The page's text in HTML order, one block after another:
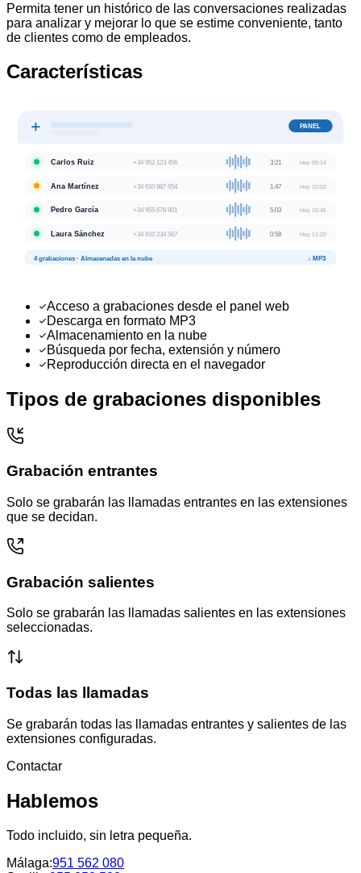
Permita tener un histórico de las conversaciones realizadas
para analizar y mejorar lo que se estime conveniente, tanto
de clientes como de empleados.
Características
PANEL
Carlos Ruiz +34 952 123 456 3:21 Hoy 09:14
Ana Martínez +34 610 987 654 1:47 Hoy 10:02
Pedro García +34 955 678 901 5:03 Hoy 10:45
Laura Sánchez +34 910 234 567 0:58 Hoy 11:20
4 grabaciones · Almacenadas en la nube ↓ MP3
Acceso a grabaciones desde el panel web
Descarga en formato MP3
Almacenamiento en la nube
Búsqueda por fecha, extensión y número
Reproducción directa en el navegador
Tipos de grabaciones disponibles
Grabación entrantes
Solo se grabarán las llamadas entrantes en las extensiones
que se decidan.
Grabación salientes
Solo se grabarán las llamadas salientes en las extensiones
seleccionadas.
Todas las llamadas
Se grabarán todas las llamadas entrantes y salientes de las
extensiones configuradas.
Contactar
Hablemos
Todo incluido, sin letra pequeña.
Málaga:951 562 080